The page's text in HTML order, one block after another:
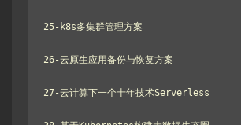
25-k8s多集群管理方案
26-云原生应用备份与恢复方案
27-云计算下一个十年技术Serverless